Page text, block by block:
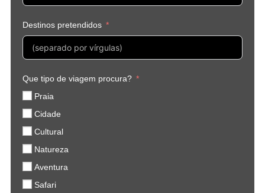
Destinos pretendidos
Que tipo de viagem procura?
Praia
Cidade
Cultural
Natureza
Aventura
Safari